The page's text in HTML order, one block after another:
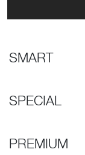
SMART
SPECIAL
PREMIUM